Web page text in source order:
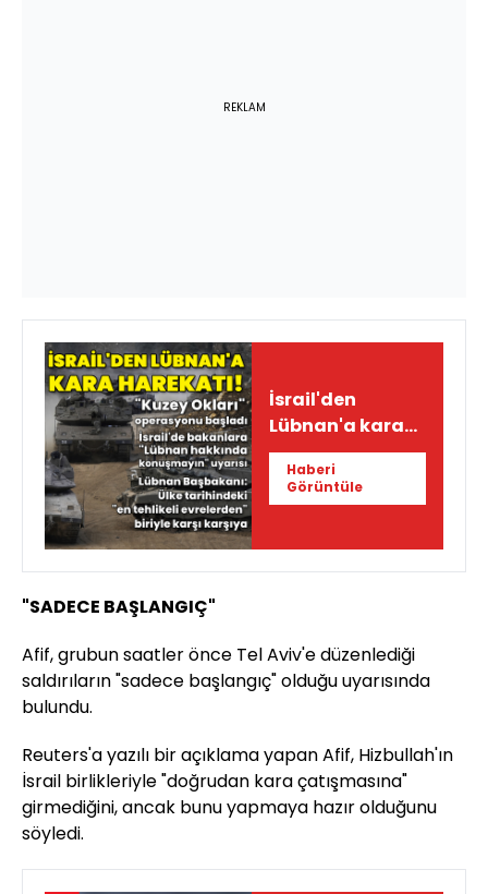
REKLAM
İsrail'den
Lübnan'a kara
operasyonu!
Haberi
Görüntüle
"SADECE BAŞLANGIÇ"
Afif, grubun saatler önce Tel Aviv'e düzenlediği
saldırıların "sadece başlangıç" olduğu uyarısında
bulundu.
Reuters'a yazılı bir açıklama yapan Afif, Hizbullah'ın
İsrail birlikleriyle "doğrudan kara çatışmasına"
girmediğini, ancak bunu yapmaya hazır olduğunu
söyledi.